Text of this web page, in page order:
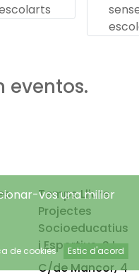
eventos.
Temps Lliure
Projectes
Socioeducatius
i Esportius, S.L.
C/de Mancor, 4
vos una millor
de cookies Estic d'acord